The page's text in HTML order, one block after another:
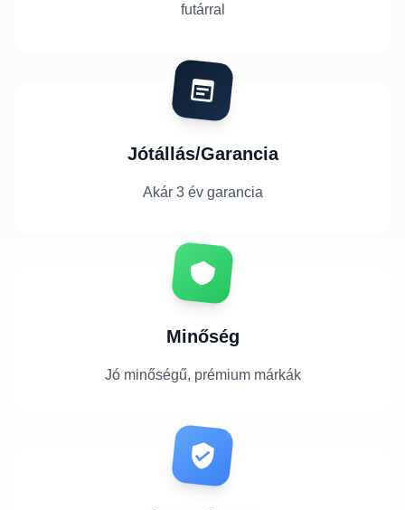
futárral
Jótállás/Garancia
Akár 3 év garancia
Minőség
Jó minőségű, prémium márkák